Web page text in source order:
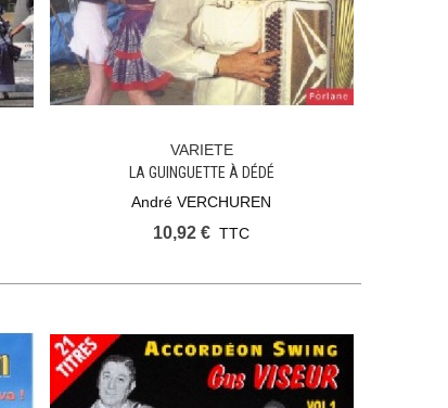
Ajouter Au Panier
VARIETE
LA GUINGUETTE À DÉDÉ
André VERCHUREN
10,92 € TTC